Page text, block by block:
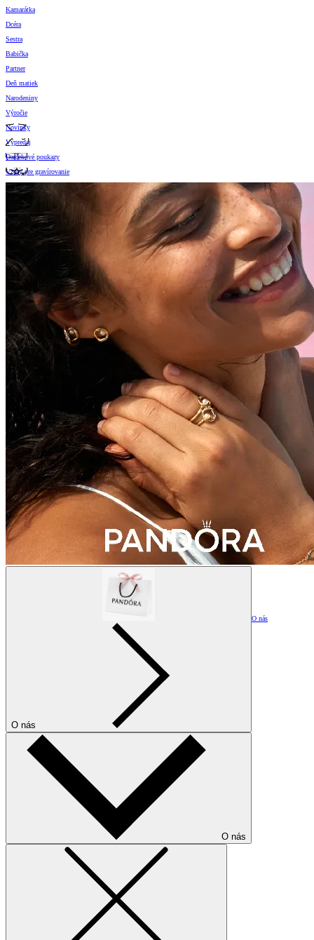
Kamarátka
Dcéra
Sestra
Babička
Partner
Deň matiek
Narodeniny
Výročie
Novinky
Výpredaj
Darčekové poukazy
Vzory pre gravírovanie
O nás
O nás
O nás